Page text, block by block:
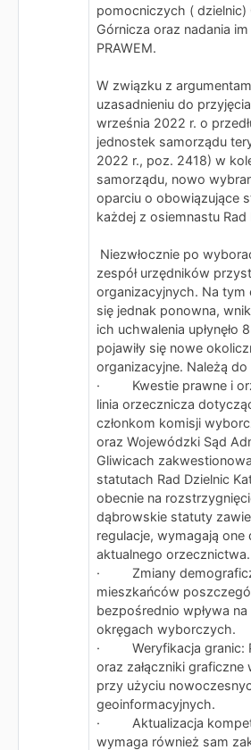
pomocniczych ( dzielnic)
Górnicza oraz nadania
PRAWEM.
W związku z
uzasadnieniu do
września 2022 r. o
jednostek samorządu
2022 r., poz. 2418) w
samorządu, nowo
oparciu o obowiązujące
każdej z osiemnastu Rad
Niezwłocznie po
zespół urzędników
organizacyjnych. Na tym
się jednak ponowna,
ich uchwalenia upłynęło
pojawiły się nowe
organizacyjne. Należą do
· Kwestie prawne i
linia orzecznicza
członkom komisji
oraz Wojewódzki Sąd
Gliwicach
statutach Rad Dzielnic
obecnie na
dąbrowskie statuty
regulacje, wymagają
aktualnego orzecznictwa.
· Zmiany
mieszkańców
bezpośrednio wpływa
okręgach wyborczych.
· Weryfikacja granic:
oraz załączniki
przy użyciu
geoinformacyjnych.
· Aktualizacja
wymaga również sam